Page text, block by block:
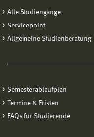
Alle Studiengänge
Servicepoint
Allgemeine Studienberatung
Semesterablaufplan
Termine & Fristen
FAQs für Studierende